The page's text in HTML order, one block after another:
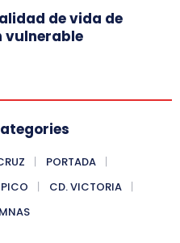
de vida de
vulnerable
PORTADA
CD. VICTORIA